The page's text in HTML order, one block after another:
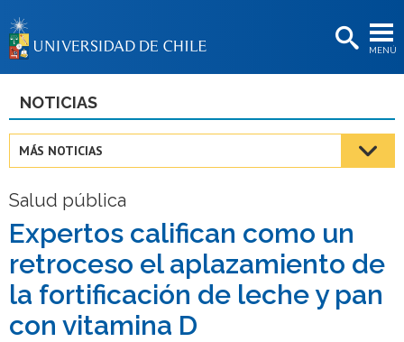
MENÚ
BIBLIOTECAS
Estudiantes
Funcionarias/os
Egresadas/os
NOTICIAS
MÁS NOTICIAS
Salud pública
Expertos califican como un
retroceso el aplazamiento de
la fortificación de leche y pan
con vitamina D